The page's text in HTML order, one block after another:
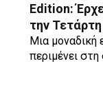
Edition:
την
Μια μοναδική
περιμένει